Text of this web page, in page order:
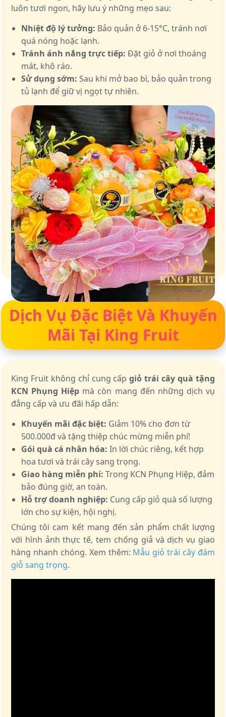
luôn tươi ngon, hãy lưu ý những mẹo sau:
Nhiệt độ lý tưởng: Bảo quản ở 6-15°C, tránh nơi
quá nóng hoặc lạnh.
Tránh ánh nắng trực tiếp: Đặt giỏ ở nơi thoáng
mát, khô ráo.
Sử dụng sớm: Sau khi mở bao bì, bảo quản trong
tủ lạnh để giữ vị ngọt tự nhiên.
Giữ trọn vị ngọt của thiên nhiên
Dịch Vụ Đặc Biệt Và Khuyến
Mãi Tại King Fruit
King Fruit không chỉ cung cấpgiỏ trái cây quà tặng
KCN Phụng Hiệp mà còn mang đến những dịch vụ
đẳng cấp và ưu đãi hấp dẫn:
Khuyến mãi đặc biệt: Giảm 10% cho đơn từ
500.000đ và tặng thiệp chúc mừng miễn phí!
Gói quà cá nhân hóa: In lời chúc riêng, kết hợp
hoa tươi và trái cây sang trọng.
Giao hàng miễn phí: Trong KCN Phụng Hiệp, đảm
bảo đúng giờ, an toàn.
Hỗ trợ doanh nghiệp: Cung cấp giỏ quà số lượng
lớn cho sự kiện, hội nghị.
Chúng tôi cam kết mang đến sản phẩm chất lượng
với hình ảnh thực tế, tem chống giả và dịch vụ giao
hàng nhanh chóng. Xem thêm: Mẫu giỏ trái cây đám
giỗ sang trọng.